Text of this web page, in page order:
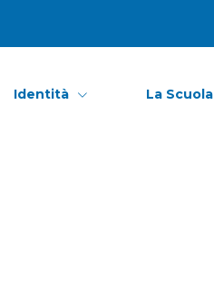
AS 26/27
2026
attività di inglese alla Scuola
2026/2027
Identità La Scuola